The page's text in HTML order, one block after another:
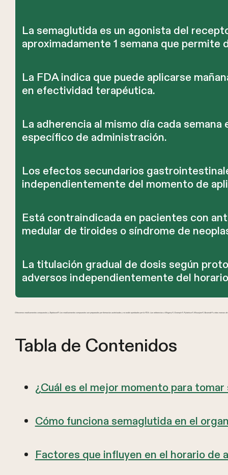
La semaglutida es un agonista del
aproximadamente 1 semana que permite
La FDA indica que puede aplicarse
en efectividad terapéutica.
La adherencia al mismo día cada
específico de administración.
Los efectos secundarios
independientemente del momento de
Está contraindicada en pacientes con
medular de tiroides o síndrome de
La titulación gradual de dosis según
adversos independientemente del
Ofrecemos medicamentos compuestos y Zepbound®. Los medicamentos compuestos son preparados por farmacias autorizadas y no están aprobados por la FDA. Las referencias a Wegovy®, Ozempic®, Rybelsus®, Mounjaro®, Saxenda® u otras marcas
Tabla de Contenidos
¿Cuál es el mejor momento para
Cómo funciona semaglutida en el
Factores que influyen en el horario de